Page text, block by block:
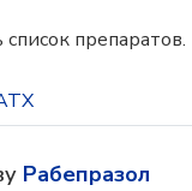
препаратов.
Рабепразол